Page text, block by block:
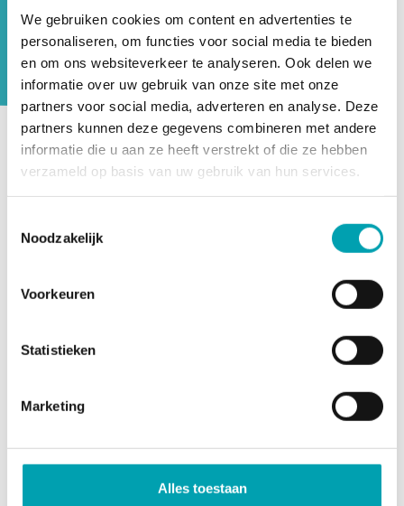
We gebruiken cookies om content en advertenties te
personaliseren, om functies voor social media te bieden
en om ons websiteverkeer te analyseren. Ook delen we
informatie over uw gebruik van onze site met onze
partners voor social media, adverteren en analyse. Deze
partners kunnen deze gegevens combineren met andere
informatie die u aan ze heeft verstrekt of die ze hebben
verzameld op basis van uw gebruik van hun services.
Noodzakelijk
Voorkeuren
Statistieken
Marketing
Alles toestaan
oudercommissie aan UniKidz. Elk jaar
wordt onze opvang beoordeeld door de
GGD Inspectie Kinderopvang.
UniKidz werkt harmonieus samen met onze actieve
oudercommissie. De oudercommissie behartigt de
oudercommissie worden voorgelegd aan de directie. Doel
opvangomgeving van hun kind(eren) en om met elkaar
opvang en talentontwikkeling steeds beter vorm te geven.
Heb je vragen, suggesties, ideeën of opmerkingen? Laat
het de oudercommissie weten door een mail te sturen
heeft beoordeeld. Bekijk direct het meest
recente inspectierapport: